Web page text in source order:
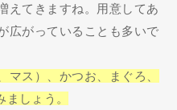
えてきますね。用意してあ
広がっていることも多いで
マス）、かつお、まぐろ、
しょう。